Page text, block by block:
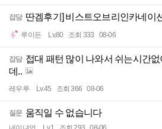
잡담 딴겜후기] 비스트오브리인카네이
루이든 Lv.80 조회 333 08-06
잡담 접대 패턴 많이 나와서 쉬는시간
데..
레우루 Lv.45 조회 366 08-06
질문 움직일 수 없습니다